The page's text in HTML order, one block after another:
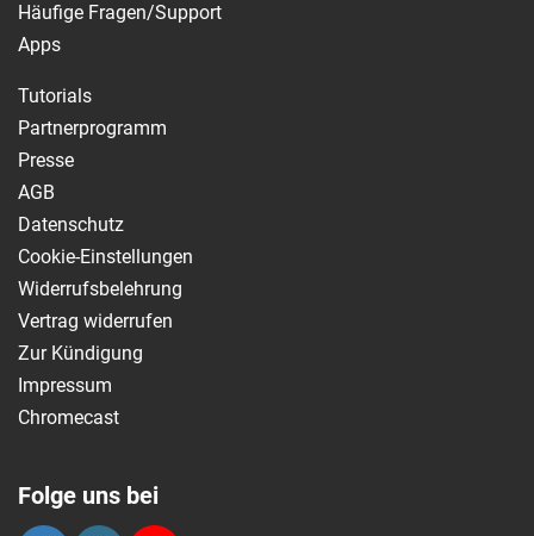
Häufige Fragen/Support
Apps
Tutorials
Partnerprogramm
Presse
AGB
Datenschutz
Cookie-Einstellungen
Widerrufsbelehrung
Vertrag widerrufen
Zur Kündigung
Impressum
Chromecast
Folge uns bei